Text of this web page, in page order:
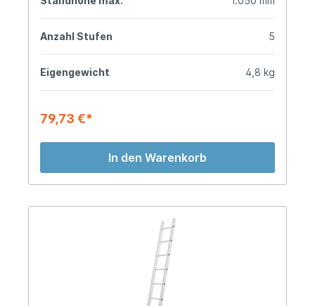
Anzahl Stufen 5
Eigengewicht 4,8 kg
79,73 €*
In den Warenkorb